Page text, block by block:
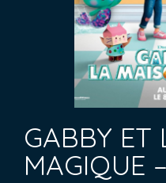
GABBY ET
MAGIQUE